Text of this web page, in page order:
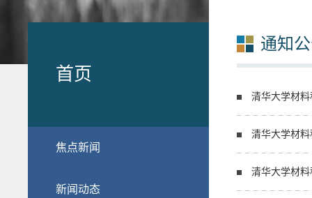
首页
焦点新闻
新闻动态
通知
清华大学材料
清华大学材
清华大学材料